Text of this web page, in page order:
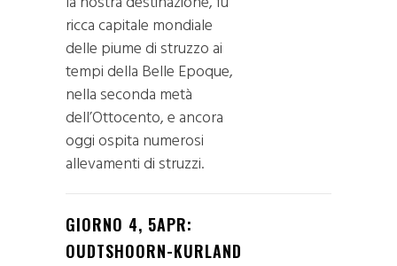
ricca capitale mondiale
delle piume di struzzo ai
tempi della Belle Epoque,
nella seconda metà
dell’Ottocento, e ancora
oggi ospita numerosi
allevamenti di struzzi.
GIORNO 4, 5APR:
OUDTSHOORN-KURLAND